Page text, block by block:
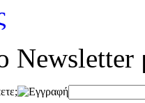
Newsletter